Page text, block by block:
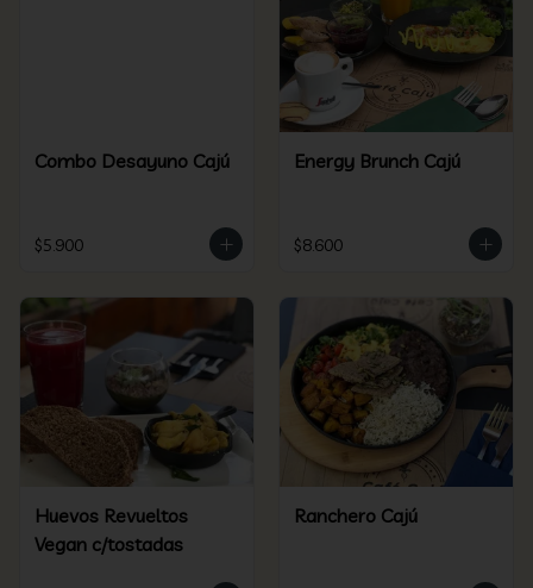
Combo Desayuno Cajú
$5.900
Energy Brunch Cajú
$8.600
Huevos Revueltos
Vegan c/tostadas
Ranchero Cajú